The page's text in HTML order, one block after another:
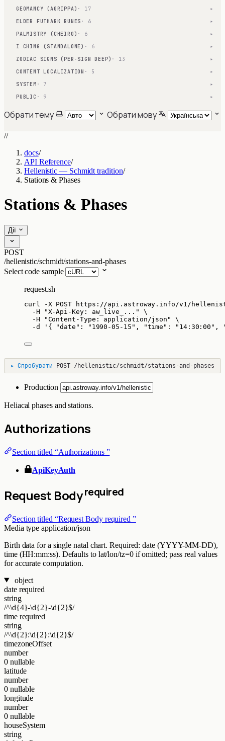
GEOMANCY (AGRIPPA) · 17 ▾
ELDER FUTHARK RUNES · 6 ▾
PALMISTRY (CHEIRO) · 6 ▾
I CHING (STANDALONE) · 6 ▾
ZODIAC SIGNS (PER-SIGN DEEP) · 13 ▾
CONTENT LOCALIZATION · 5 ▾
SYSTEM · 7 ▾
PUBLIC · 9 ▾
Обрати тему Обрати мову
//
docs/
API Reference/
Hellenistic — Schmidt tradition/
Stations & Phases
Stations & Phases
Дії
POST
/hellenistic/schmidt/stations-and-phases
Select code sample
request.sh
curl -X POST
https://api.astroway.info/v1/
-H
"X-Api-Key: aw_live_... "
\
-H
"Content-Type: application/json "
\
-d
' { "date": "1990-05-15", "time":
▸ Спробувати POST /hellenistic/schmidt/stations-and-phases
Production
Heliacal phases and stations.
Authorizations
Section titled “Authorizations ”
ApiKeyAuth
Request Bodyrequired
Section titled “Request Body required ”
Media type application/json
Birth data for a single natal chart. Required: date (YYYY-MM-DD),
time (HH:mm:ss). Defaults to lat/lon/tz=0 if omitted; pass real values
for accurate computation.
object
date required
string
/^\d{4}-\d{2}-\d{2}$/
time required
string
/^\d{2}:\d{2}:\d{2}$/
timezoneOffset
number
0 nullable
latitude
number
0 nullable
longitude
number
0 nullable
houseSystem
string